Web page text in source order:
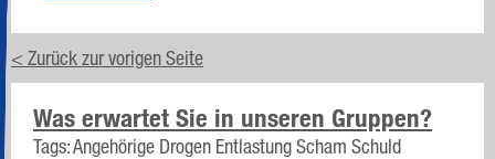
< Zurück zur vorigen Seite
Was erwartet Sie in unseren Gruppen?
Tags:Angehörige Drogen EntlastungScham Schuld